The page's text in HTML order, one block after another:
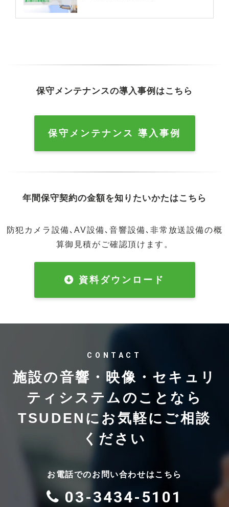
保守メンテナンスの導入事例はこちら
保守メンテナンス 導入事例
年間保守契約の金額を知りたいかたはこちら
防犯カメラ設備､AV設備､音響設備､非常放送設備の概
算御見積がご確認頂けます。
資料ダウンロード
CONTACT
施設の音響・映像・セキュリ
ティシステムのことなら
TSUDENにお気軽にご相談
ください
お電話でのお問い合わせはこちら
03-3434-5101